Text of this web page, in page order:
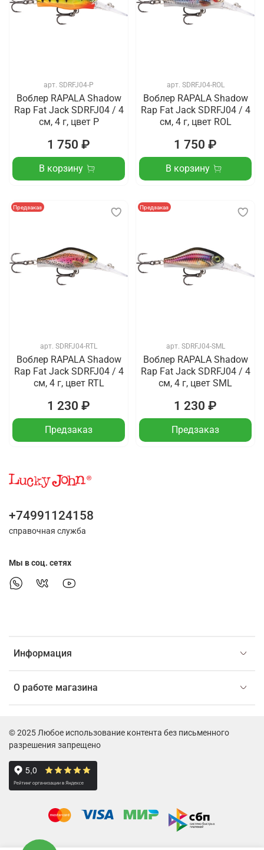
арт. SDRFJ04-P
Воблер RAPALA Shadow
Rap Fat Jack SDRFJ04 / 4
см, 4 г, цвет P
1 750 ₽
В корзину
арт. SDRFJ04-ROL
Воблер RAPALA Shadow
Rap Fat Jack SDRFJ04 / 4
см, 4 г, цвет ROL
1 750 ₽
В корзину
Предзаказ
арт. SDRFJ04-RTL
Воблер RAPALA Shadow
Rap Fat Jack SDRFJ04 / 4
см, 4 г, цвет RTL
1 230 ₽
Предзаказ
Предзаказ
арт. SDRFJ04-SML
Воблер RAPALA Shadow
Rap Fat Jack SDRFJ04 / 4
см, 4 г, цвет SML
1 230 ₽
Предзаказ
Информация
О работе магазина
+74991124158
справочная служба
Мы в соц. сетях
© 2025 Любое использование контента без письменного
разрешения запрещено